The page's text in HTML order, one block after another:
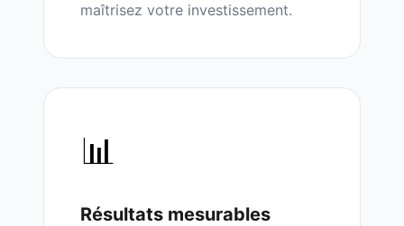
maîtrisez votre investissement.
📊
Résultats mesurables